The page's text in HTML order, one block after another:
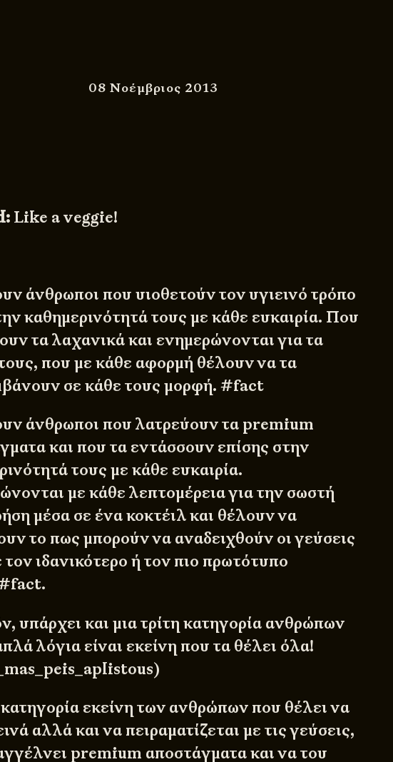
08 Νοέμβριος 2013
Like a veggie!
άνθρωποι που υιοθετούν τον υγιεινό τρόπο
καθημερινότητά τους με κάθε ευκαιρία. Που
τα λαχανικά και ενημερώνονται για τα
που με κάθε αφορμή θέλουν να τα
σε κάθε τους μορφή. #fact
άνθρωποι που λατρεύουν τα premium
και που τα εντάσσουν επίσης στην
τους με κάθε ευκαιρία.
με κάθε λεπτομέρεια για την σωστή
μέσα σε ένα κοκτέιλ και θέλουν να
το πως μπορούν να αναδειχθούν οι γεύσεις
τον ιδανικότερο ή τον πιο πρωτότυπο
υπάρχει και μια τρίτη κατηγορία ανθρώπων
λόγια είναι εκείνη που τα θέλει όλα!
κατηγορία εκείνη των ανθρώπων που θέλει να
αλλά και να πειραματίζεται με τις γεύσεις,
premium αποστάγματα και να του